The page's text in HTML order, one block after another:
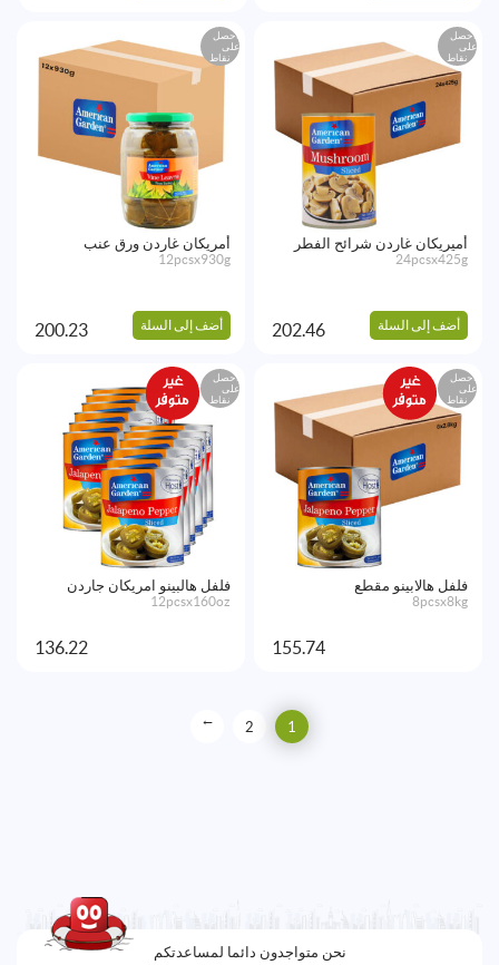
احصل
على
نقاط
أميريكان غاردن شرائح الفطر
24pcsx425g
أضف إلى السلة 202.46
احصل
على
نقاط
أمريكان غاردن ورق عنب
12pcsx930g
أضف إلى السلة 200.23
احصل
على
نقاط
فلفل هالابينو مقطع
8pcsx8kg
155.74
احصل
على
نقاط
فلفل هالبينو امريكان جاردن
12pcsx160oz
136.22
1
2
→
نحن متواجدون دائما لمساعدتكم